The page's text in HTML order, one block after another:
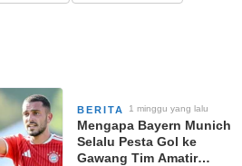
BERITA 1 minggu yang lalu
Mengapa Bayern Munich
Selalu Pesta Gol ke
Gawang Tim Amatir